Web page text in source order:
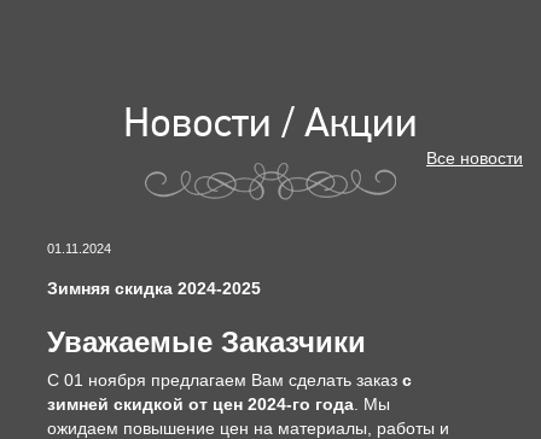
Новости / Акции
Все новости
01.11.2024
Зимняя скидка 2024-2025
Уважаемые Заказчики
С 01 ноября предлагаем Вам сделать заказ с
зимней скидкой от цен 2024-го года . Мы
ожидаем повышение цен на материалы, работы и